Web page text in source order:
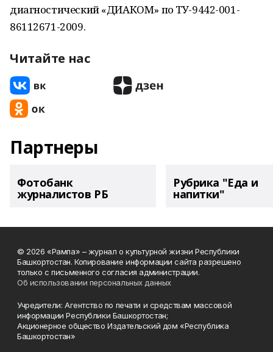
диагностический «ДИАКОМ» по ТУ-9442-001-
86112671-2009.
Читайте нас
Партнеры
Фотобанк
журналистов РБ
Рубрика "Еда и
напитки"
© 2026 «Рампа» – журнал о культурной жизни Республики
Башкортостан. Копирование информации сайта разрешено
только с письменного согласия администрации.
Об использовании персональных данных
Учредители: Агентство по печати и средствам массовой
информации Республики Башкортостан;
Акционерное общество Издательский дом «Республика
Башкортостан»